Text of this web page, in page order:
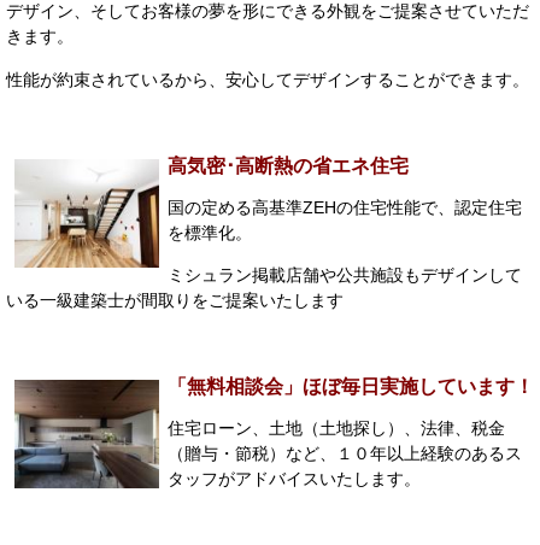
デザイン、そしてお客様の夢を形にできる外観をご提案させていただ
きます。
性能が約束されているから、安心してデザインすることができます。
高気密･高断熱の省エネ住宅
国の定める高基準ZEHの住宅性能で、認定住宅
を標準化。
ミシュラン掲載店舗や公共施設もデザインして
いる一級建築士が間取りをご提案いたします
「無料相談会」ほぼ毎日実施しています！
住宅ローン、土地（土地探し）、法律、税金
（贈与・節税）など、１０年以上経験のあるス
タッフがアドバイスいたします。